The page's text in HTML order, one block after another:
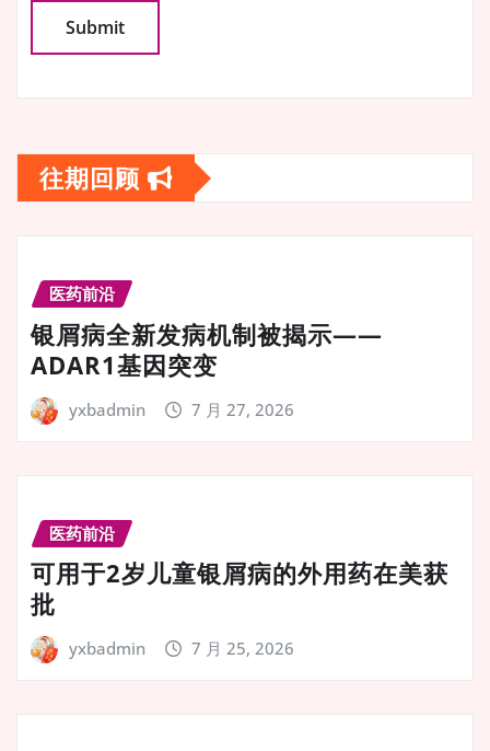
往期回顾
医药前沿
银屑病全新发病机制被揭示——
ADAR1基因突变
yxbadmin 7 月 27, 2026
医药前沿
可用于2岁儿童银屑病的外用药在美获
批
yxbadmin 7 月 25, 2026